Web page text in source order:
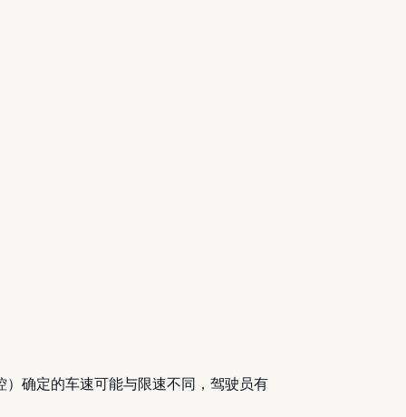
确定的车速可能与限速不同，驾驶员有